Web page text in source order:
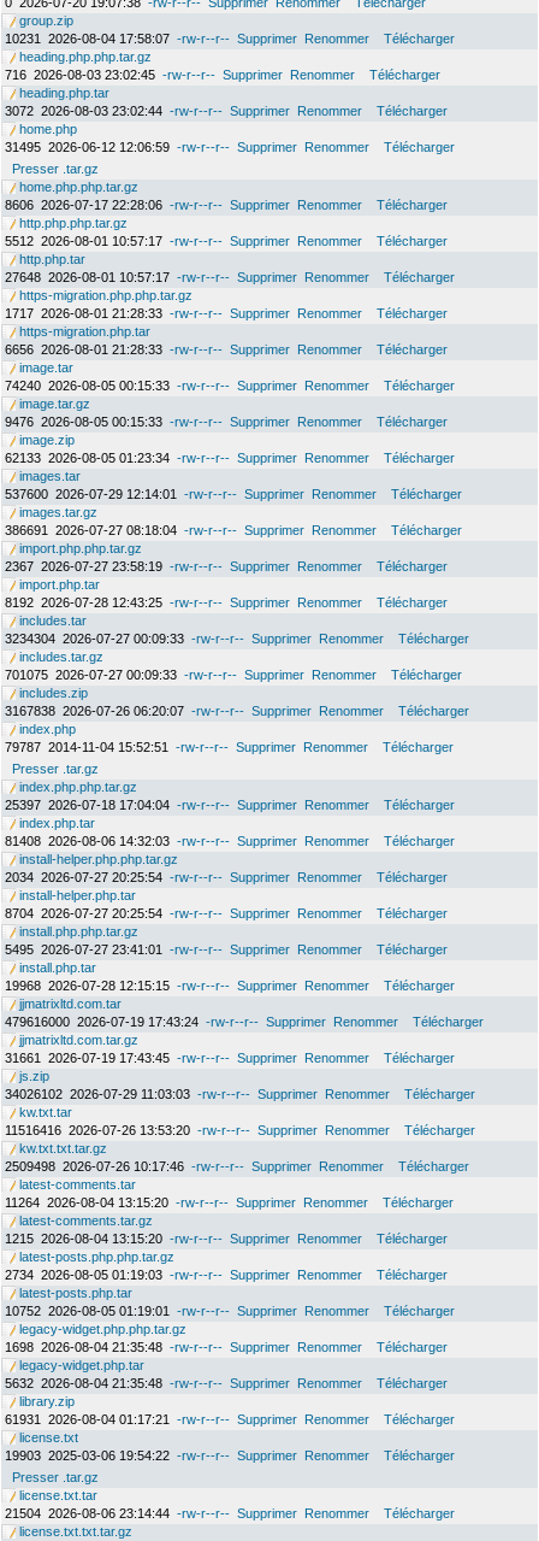
group.zip
10231
2026-08-04 17:58:07 -rw-r--r-- Supprimer Renommer
Télécharger
heading.php.php.tar.gz
716 2026-08-03 23:02:45 -rw-r--r-- Supprimer Renommer
Télécharger
heading.php.tar
3072 2026-08-03 23:02:44 -rw-r--r-- Supprimer Renommer
Télécharger
home.php
31495 2026-06-12 12:06:59 -rw-r--r-- Supprimer Renommer
Télécharger
Presser .tar.gz
home.php.php.tar.gz
8606 2026-07-17 22:28:06 -rw-r--r-- Supprimer Renommer
Télécharger
http.php.php.tar.gz
5512 2026-08-01 10:57:17 -rw-r--r-- Supprimer Renommer
Télécharger
http.php.tar
27648 2026-08-01 10:57:17 -rw-r--r-- Supprimer Renommer
Télécharger
https-migration.php.php.tar.gz
1717 2026-08-01 21:28:33 -rw-r--r-- Supprimer Renommer
Télécharger
https-migration.php.tar
6656 2026-08-01 21:28:33 -rw-r--r-- Supprimer Renommer
Télécharger
image.tar
74240 2026-08-05 00:15:33 -rw-r--r-- Supprimer Renommer
Télécharger
image.tar.gz
9476 2026-08-05 00:15:33 -rw-r--r-- Supprimer Renommer
Télécharger
image.zip
62133 2026-08-05 01:23:34 -rw-r--r-- Supprimer Renommer
Télécharger
images.tar
537600 2026-07-29 12:14:01 -rw-r--r-- Supprimer Renommer
Télécharger
images.tar.gz
386691
2026-07-27 08:18:04 -rw-r--r-- Supprimer Renommer
Télécharger
import.php.php.tar.gz
2367 2026-07-27 23:58:19 -rw-r--r-- Supprimer Renommer
Télécharger
import.php.tar
8192 2026-07-28 12:43:25 -rw-r--r-- Supprimer Renommer
Télécharger
includes.tar
3234304 2026-07-27 00:09:33 -rw-r--r-- Supprimer Renommer
Télécharger
includes.tar.gz
701075 2026-07-27 00:09:33 -rw-r--r-- Supprimer Renommer
Télécharger
includes.zip
3167838 2026-07-26 06:20:07 -rw-r--r-- Supprimer Renommer
Télécharger
index.php
79787 2014-11-04 15:52:51 -rw-r--r-- Supprimer Renommer
Télécharger
Presser .tar.gz
index.php.php.tar.gz
25397 2026-07-18 17:04:04 -rw-r--r-- Supprimer Renommer
Télécharger
index.php.tar
81408 2026-08-06 14:32:03 -rw-r--r-- Supprimer Renommer
Télécharger
install-helper.php.php.tar.gz
2034 2026-07-27 20:25:54 -rw-r--r-- Supprimer Renommer
Télécharger
install-helper.php.tar
8704 2026-07-27 20:25:54 -rw-r--r-- Supprimer Renommer
Télécharger
install.php.php.tar.gz
5495 2026-07-27 23:41:01 -rw-r--r-- Supprimer Renommer
Télécharger
install.php.tar
19968 2026-07-28 12:15:15 -rw-r--r-- Supprimer Renommer
Télécharger
jjmatrixltd.com.tar
479616000 2026-07-19 17:43:24 -rw-r--r-- Supprimer Renommer
Télécharger
jjmatrixltd.com.tar.gz
31661
2026-07-19 17:43:45 -rw-r--r-- Supprimer Renommer
Télécharger
js.zip
34026102 2026-07-29 11:03:03 -rw-r--r-- Supprimer Renommer
Télécharger
kw.txt.tar
11516416 2026-07-26 13:53:20 -rw-r--r-- Supprimer Renommer
Télécharger
kw.txt.txt.tar.gz
2509498 2026-07-26 10:17:46 -rw-r--r-- Supprimer Renommer
Télécharger
latest-comments.tar
11264 2026-08-04 13:15:20 -rw-r--r-- Supprimer Renommer
Télécharger
latest-comments.tar.gz
1215 2026-08-04 13:15:20 -rw-r--r-- Supprimer Renommer
Télécharger
latest-posts.php.php.tar.gz
2734 2026-08-05 01:19:03 -rw-r--r-- Supprimer Renommer
Télécharger
latest-posts.php.tar
10752 2026-08-05 01:19:01 -rw-r--r-- Supprimer Renommer
Télécharger
legacy-widget.php.php.tar.gz
1698 2026-08-04 21:35:48 -rw-r--r-- Supprimer Renommer
Télécharger
legacy-widget.php.tar
5632 2026-08-04 21:35:48 -rw-r--r-- Supprimer Renommer
Télécharger
library.zip
61931
2026-08-04 01:17:21 -rw-r--r-- Supprimer Renommer
Télécharger
license.txt
19903 2025-03-06 19:54:22 -rw-r--r-- Supprimer Renommer
Télécharger
Presser .tar.gz
license.txt.tar
21504 2026-08-06 23:14:44 -rw-r--r-- Supprimer Renommer
Télécharger
license.txt.txt.tar.gz